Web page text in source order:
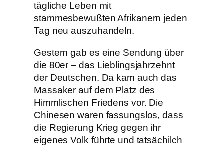
tägliche Leben mit
stammesbewußten Afrikanern jeden
Tag neu auszuhandeln.
Gestern gab es eine Sendung über
die 80er – das Lieblingsjahrzehnt
der Deutschen. Da kam auch das
Massaker auf dem Platz des
Himmlischen Friedens vor. Die
Chinesen waren fassungslos, dass
die Regierung Krieg gegen ihr
eigenes Volk führte und tatsächilch